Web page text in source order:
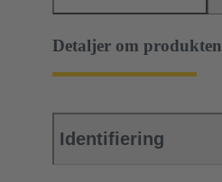
Detaljer om produkten
Identifiering